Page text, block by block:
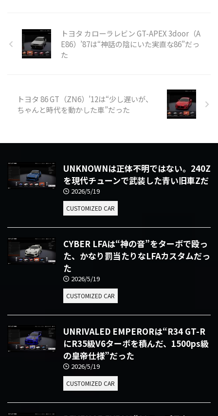
トヨタ カローラレビン GT-APEX 3door（A
E86）’87は“神話の陰にいた実直な86”だっ
た
トヨタ 86 GT（ZN6）’12は“少し遅いが、
ちゃんと時代を動かした車”だった
UNKNOWNは正体不明ではない。240Z
を現代チューンで武装した青い旧車Zだ
2026/5/19
CUSTOMIZED CAR
CYBER LFAは“神の音”をターボで殴っ
た、かなり罰当たりなLFAカスタムだっ
た
2026/5/19
CUSTOMIZED CAR
UNRIVALED EMPERORは“R34 GT-R
にR35級V6ターボを積んだ、1500ps級
の皇帝仕様”だった
2026/5/19
CUSTOMIZED CAR